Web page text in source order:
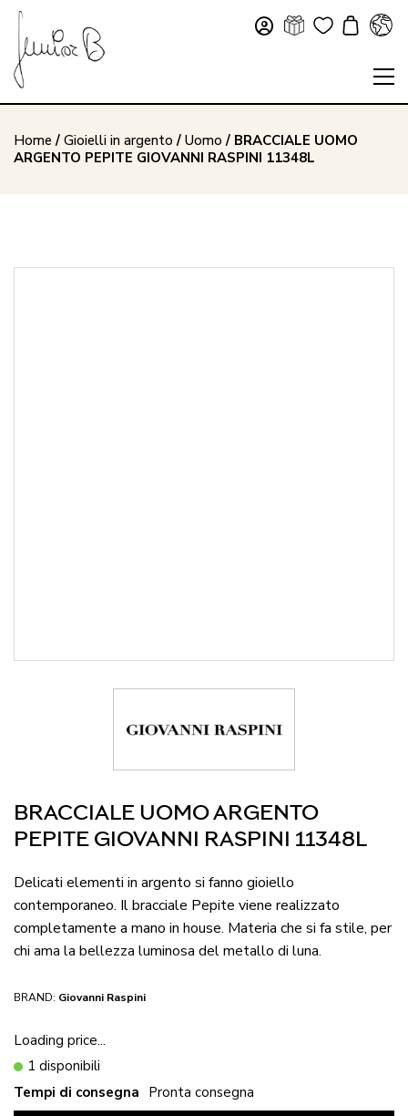
Home / Gioielli in argento / Uomo / BRACCIALE UOMO
ARGENTO PEPITE GIOVANNI RASPINI 11348L
BRACCIALE UOMO ARGENTO
PEPITE GIOVANNI RASPINI 11348L
Delicati elementi in argento si fanno gioiello
contemporaneo. Il bracciale Pepite viene realizzato
completamente a mano in house. Materia che si fa stile, per
chi ama la bellezza luminosa del metallo di luna.
BRAND: Giovanni Raspini
Loading price...
1 disponibili
Tempi di consegna Pronta consegna